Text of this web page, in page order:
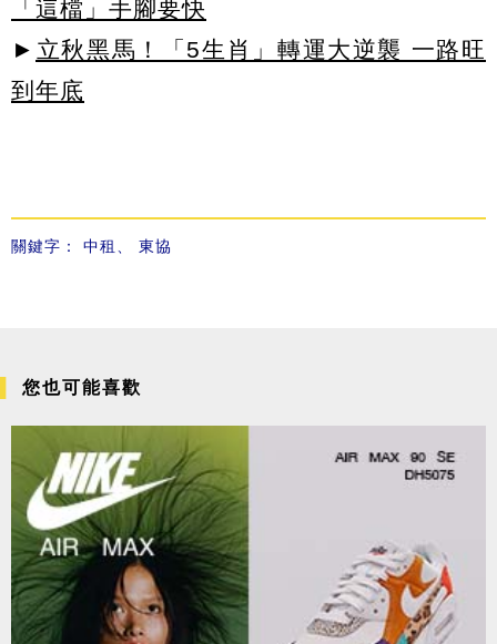
「這檔」手腳要快
► 立秋黑馬！「5生肖」轉運大逆襲 一路旺
到年底
關鍵字： 中租 、 東協
您也可能喜歡